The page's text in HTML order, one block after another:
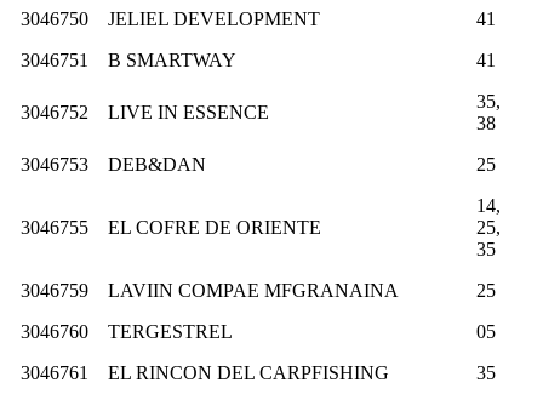
3046750 JELIEL DEVELOPMENT
41
3046751
B SMARTWAY 41
3046752 LIVE IN ESSENCE
35,
38
3046753
DEB&DAN 25
3046755 EL COFRE DE ORIENTE
14,
25,
35
3046759
LAVIIN COMPAE MFGRANAINA
25
3046760
TERGESTREL
05
3046761
EL RINCON DEL CARPFISHING
35